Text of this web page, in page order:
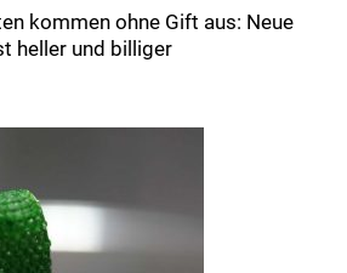
kommen ohne Gift aus: Neue
heller und billiger